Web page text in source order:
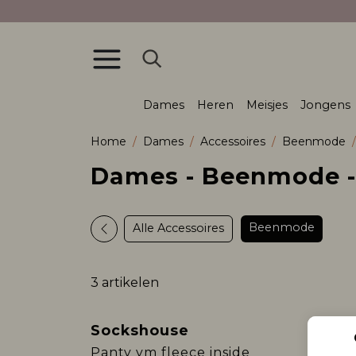
Dames Heren Meisjes Jongens
Home Dames Accessoires Beenmode
Dames - Beenmode
Alle Accessoires Beenmode
3 artikelen
Sockshouse
Panty ym fleece inside